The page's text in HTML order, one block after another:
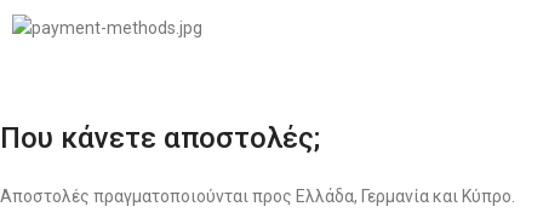
Που κάνετε αποστολές;
Αποστολές πραγματοποιούνται προς Ελλάδα, Γερμανία και Κύπρο.